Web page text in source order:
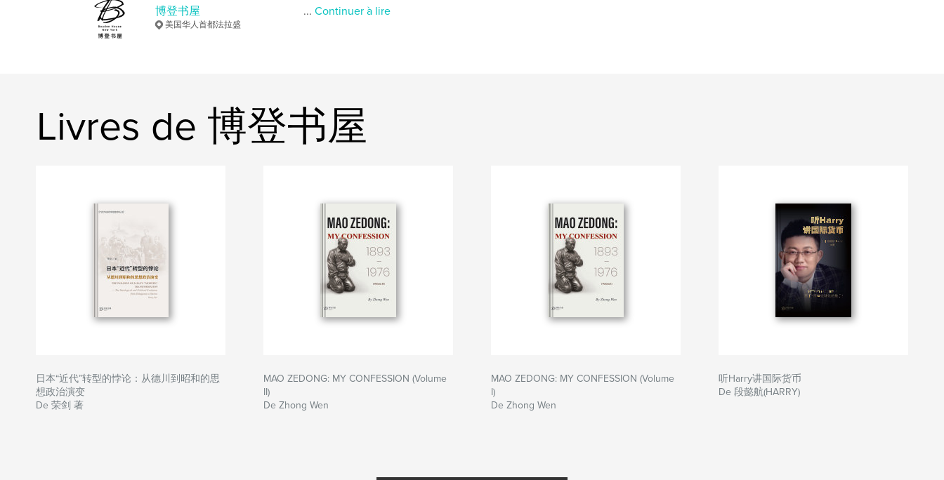
博登书屋
美国华人首都法拉盛
... Continuer à lire
Livres de 博登书屋
日本“近代”转型的悖论：从德川到昭和的思
想政治演变
De 荣剑 著
MAO ZEDONG: MY CONFESSION (Volume
II)
De Zhong Wen
MAO ZEDONG: MY CONFESSION (Volume
I)
De Zhong Wen
听Harry讲国际货币
De 段懿航(HARRY)